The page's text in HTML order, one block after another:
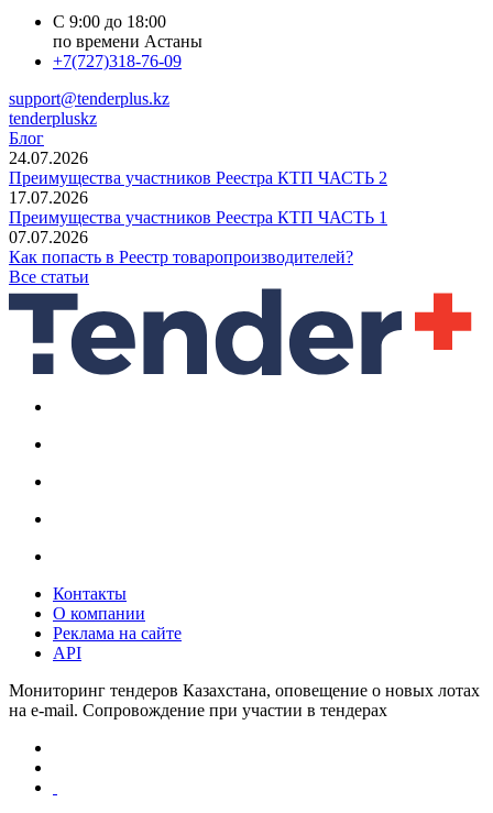
С 9:00 до 18:00
по времени Астаны
+7(727)318-76-09
support@tenderplus.kz
tenderpluskz
Блог
24.07.2026
Преимущества участников Реестра КТП ЧАСТЬ 2
17.07.2026
Преимущества участников Реестра КТП ЧАСТЬ 1
07.07.2026
Как попасть в Реестр товаропроизводителей?
Все статьи
Контакты
О компании
Реклама на сайте
API
Мониторинг тендеров Казахстана, оповещение о новых лотах
на e-mail. Сопровождение при участии в тендерах